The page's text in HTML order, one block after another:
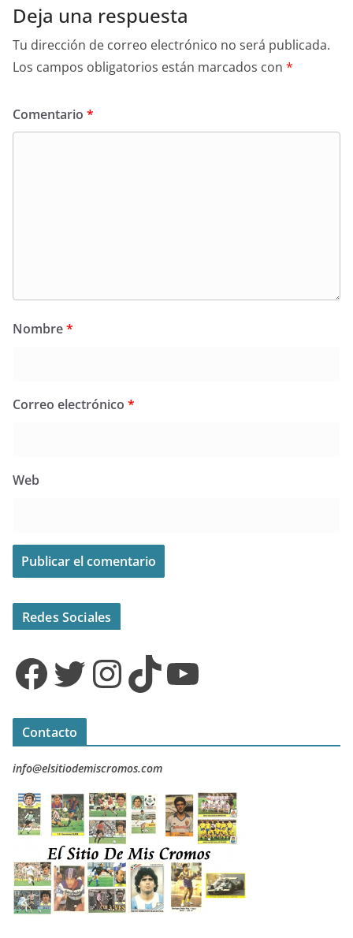
Deja una respuesta
Tu dirección de correo electrónico no será publicada.
Los campos obligatorios están marcados con *
Comentario *
Nombre*
Correo electrónico *
Web
Redes Sociales
Facebook Twitter InstagramTikTok YouTube
Contacto
info@elsitiodemiscromos.com